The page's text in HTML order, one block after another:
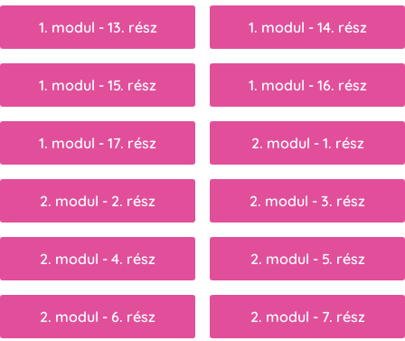
1. modul - 13. rész 1. modul - 14. rész
1. modul - 15. rész 1. modul - 16. rész
1. modul - 17. rész 2. modul - 1. rész
2. modul - 2. rész 2. modul - 3. rész
2. modul - 4. rész 2. modul - 5. rész
2. modul - 6. rész 2. modul - 7. rész